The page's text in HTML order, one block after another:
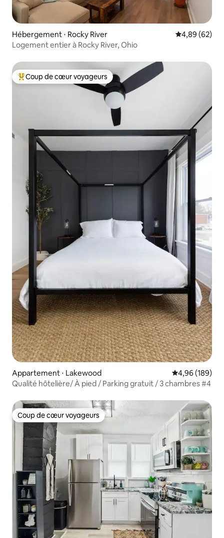
Hébergement ⋅ Rocky River Évaluation
4,89 (62)
Logement entier à Rocky River, Ohio
Coups de cœur voyageurs les plus appréciés
Coup de cœur voyageurs
Appartement ⋅ Lakewood Évaluation
4,96 (189)
Qualité hôtelière/ À pied / Parking gratuit / 3 chambres #4
Coup de cœur voyageurs
Coup de cœur voyageurs